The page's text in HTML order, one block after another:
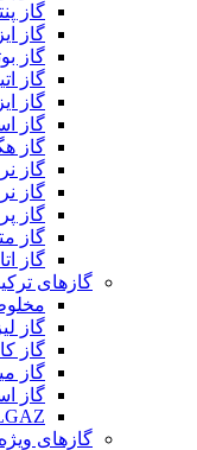
گاز
گاز
گاز
گاز
گاز
گاز
گاز
گاز
گاز
گاز
گاز
گاز
گازهای
گاز
گاز
گاز
گاز
گازهای ویژه